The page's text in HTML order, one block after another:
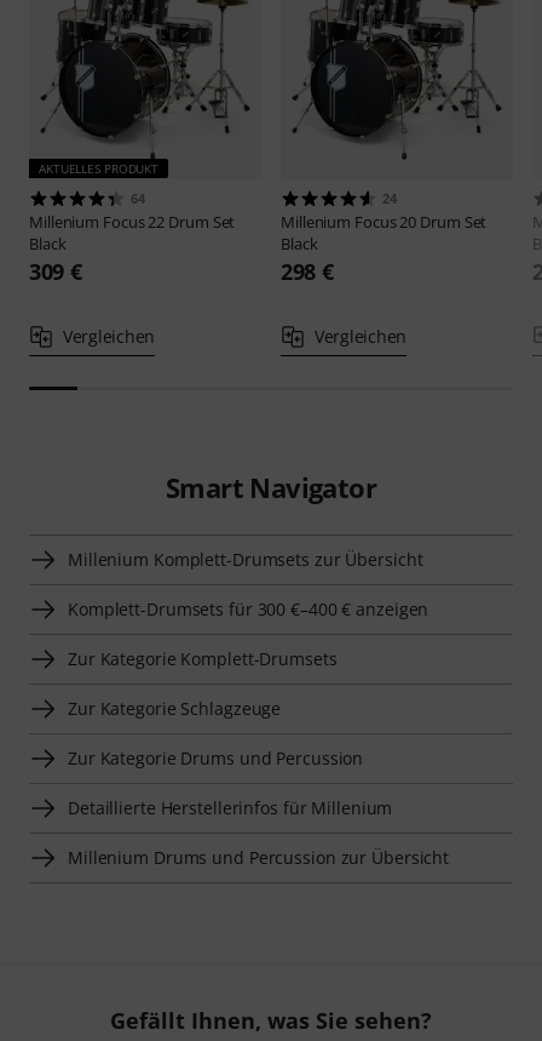
AKTUELLES PRODUKT
64
Millenium Focus 22 Drum Set
Black
309 €
Vergleichen
24
Millenium Focus 20 Drum Set
Black
298 €
Vergleichen
Smart Navigator
Millenium Komplett-Drumsets zur Übersicht
Komplett-Drumsets für 300 €–400 € anzeigen
Zur Kategorie Komplett-Drumsets
Zur Kategorie Schlagzeuge
Zur Kategorie Drums und Percussion
Detaillierte Herstellerinfos für Millenium
Millenium Drums und Percussion zur Übersicht
Gefällt Ihnen, was Sie sehen?